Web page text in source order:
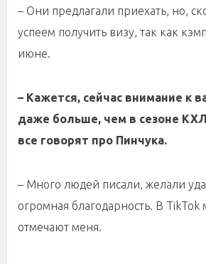
– Они предлагали приехать, но,
успеем получить визу, так как
июне.
– Кажется, сейчас внимание к
даже больше, чем в сезоне
все говорят про Пинчука.
– Много людей писали, желали
огромная благодарность. В TikTok
отмечают меня.